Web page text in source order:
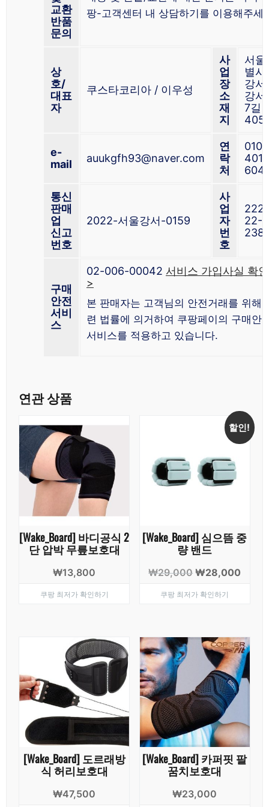
교환
반품
문의
팡-고객센터 내 상담하기를 이용해주세
상
호/
대표
자
쿠스타코리아 / 이우성
사
업
장
소
재
지
서울
별시
강서
강서
7길
405
e-
mail
auukgfh93@naver.com
연
락
처
010-
통신
판매
업
신고
번호
2022-서울강서-0159
사
업
자
번
호
222-
22-
구매
안전
서비
스
02-006-00042 서비스 가입사실 확인
>
본 판매자는 고객님의 안전거래를 위해
련 법률에 의거하여 쿠팡페이의 구매안
서비스를 적용하고 있습니다.
연관 상품
[Wake_Board] 바디공식 2
단 압박 무릎보호대
₩13,800
쿠팡 최저가 확인하기
할인!
[Wake_Board] 심으뜸 중
량 밴드
₩29,000 원
가
₩28,000
쿠팡 최저가 확인하기
[Wake_Board] 도르래방
식 허리보호대
₩47,500
[Wake_Board] 카퍼핏 팔
꿈치보호대
₩23,000